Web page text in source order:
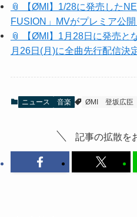
📎 【ØMI】1/28に発売した
FUSION」MVがプレミア公
📎 【ØMI】1月28日に発売と
月26日(月)に全曲先行配信決
ニュース 音楽 ØMI 登坂広臣
記事の拡散を